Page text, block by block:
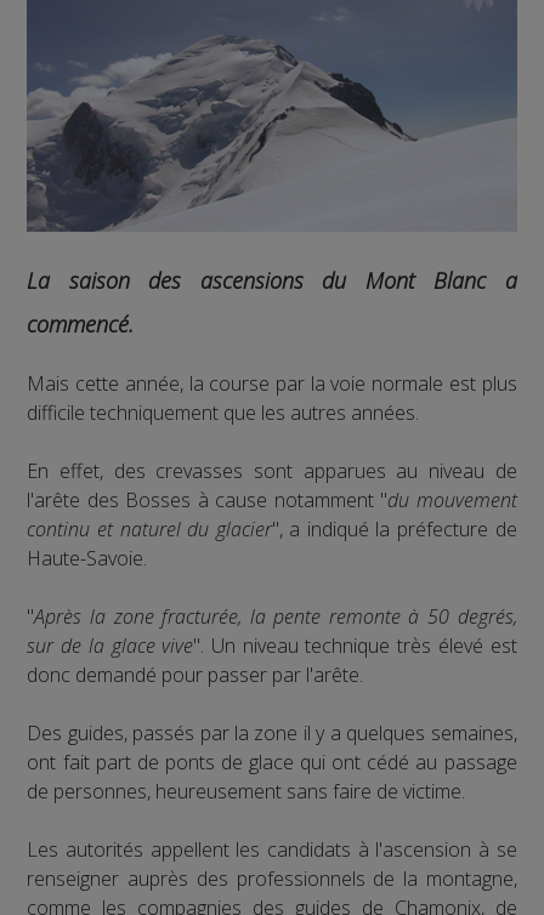
La saison des ascensions du Mont Blanc a
commencé.
Mais cette année, la course par la voie normale est plus
difficile techniquement que les autres années.
En effet, des crevasses sont apparues au niveau de
l'arête des Bosses à cause notamment "du mouvement
continu et naturel du glacier", a indiqué la préfecture de
Haute-Savoie.
"Après la zone fracturée, la pente remonte à 50 degrés,
sur de la glace vive". Un niveau technique très élevé est
donc demandé pour passer par l'arête.
Des guides, passés par la zone il y a quelques semaines,
ont fait part de ponts de glace qui ont cédé au passage
de personnes, heureusement sans faire de victime.
Les autorités appellent les candidats à l'ascension à se
renseigner auprès des professionnels de la montagne,
comme les compagnies des guides de Chamonix, de